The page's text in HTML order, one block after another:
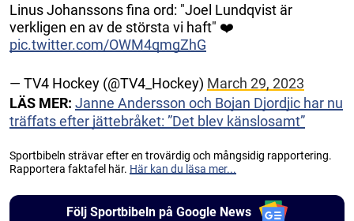
Linus Johanssons fina ord: "Joel Lundqvist är
verkligen en av de största vi haft" ❤️
pic.twitter.com/OWM4qmgZhG
— TV4 Hockey (@TV4_Hockey) March 29, 2023
LÄS MER: Janne Andersson och Bojan Djordjic har nu
träffats efter jättebråket: ”Det blev känslosamt”
Sportbibeln strävar efter en trovärdig och mångsidig rapportering.
Rapportera faktafel här. Här kan du läsa mer...
Följ Sportbibeln på Google News